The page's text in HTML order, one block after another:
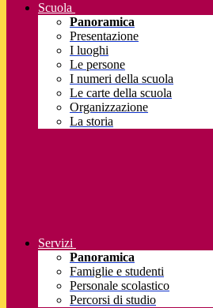
Scuola
Panoramica
Presentazione
I luoghi
Le persone
I numeri della scuola
Le carte della scuola
Organizzazione
La storia
Servizi
Panoramica
Famiglie e studenti
Personale scolastico
Percorsi di studio